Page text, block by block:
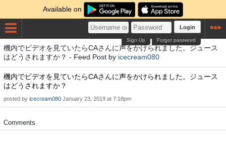
Available on
Login
Forgot password
Sign Up
機内でビデオを見ていたらCAさんに声をかけられました。ジュース
はどうされますか？ - Feed Post by icecream080
機内でビデオを見ていたらCAさんに声をかけられました。ジュース
はどうされますか？
posted by icecream080 January 23, 2019 at 7:18pm
Comments